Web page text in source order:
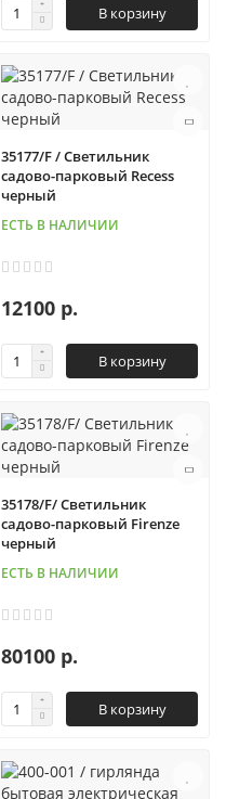
В корзину
35177/F / Светильник
садово-парковый Recess
черный
ЕСТЬ В НАЛИЧИИ
12100 р.
В корзину
35178/F/ Светильник
садово-парковый Firenze
черный
ЕСТЬ В НАЛИЧИИ
80100 р.
В корзину